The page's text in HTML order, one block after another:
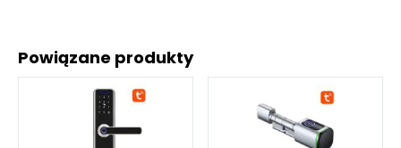
Powiązane produkty